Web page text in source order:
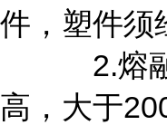
件，塑件须
2.熔融
高，大于